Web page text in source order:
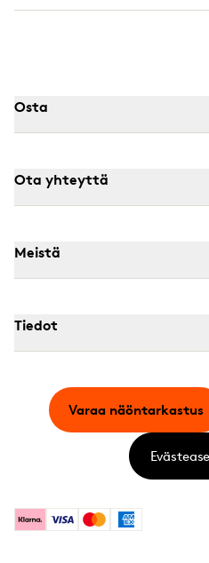
Osta
Ota yhteyttä
Meistä
Tiedot
KlarnaVisa MastercardAmerican
Varaa näöntarkastus